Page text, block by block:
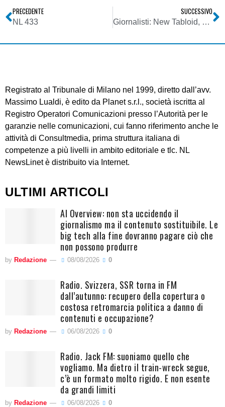
PRECEDENTE
NL 433
SUCCESSIVO
Giornalisti: New Tabloid, completamente rinnovato il nuovo giornale dell’Ordine lombardo
Registrato al Tribunale di Milano nel 1999, diretto dall’avv.
Massimo Lualdi, è edito da Planet s.r.l., società iscritta al
Registro Operatori Comunicazioni presso l’Autorità per le
garanzie nelle comunicazioni, cui fanno riferimento anche le
attività di Consultmedia, prima struttura italiana di
competenze a più livelli in ambito editoriale e tlc. NL
NewsLinet è distribuito via Internet.
ULTIMI ARTICOLI
AI Overview: non sta uccidendo il
giornalismo ma il contenuto sostituibile. Le
big tech alla fine dovranno pagare ciò che
non possono produrre
by Redazione 08/08/2026 0
Radio. Svizzera, SSR torna in FM
dall’autunno: recupero della copertura o
costosa retromarcia politica a danno di
contenuti e occupazione?
by Redazione 06/08/2026 0
Radio. Jack FM: suoniamo quello che
vogliamo. Ma dietro il train-wreck segue,
c’è un formato molto rigido. E non esente
da grandi limiti
by Redazione 06/08/2026 0